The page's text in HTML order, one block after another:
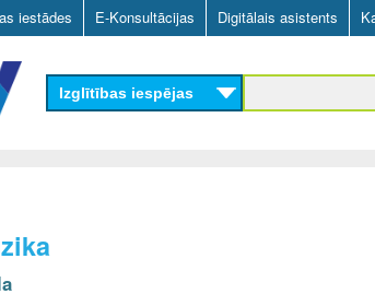
Skip
to
main
content
iestādes E-Konsultācijas Digitālais asistents
Izglītības iespējas